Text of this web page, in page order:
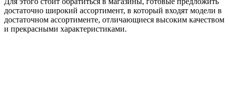
достаточно широкий ассортимент, в который входят модели в
достаточном ассортименте, отличающиеся высоким качеством
и прекрасными характеристиками.